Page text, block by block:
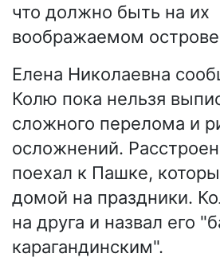
что должно быть на их
воображаемом
Елена Николаевна
Колю пока нельзя
сложного перелома и
осложнений.
поехал к Пашке,
домой на праздники.
на друга и назвал его
карагандинским".